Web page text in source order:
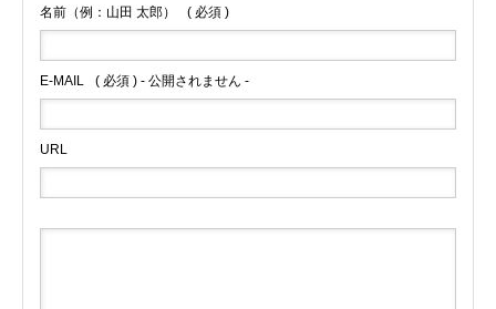
名前（例：山田 太郎） ( 必須 )
E-MAIL ( 必須 ) - 公開されません -
URL